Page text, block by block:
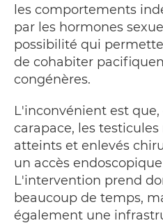
les comportements
par les hormones
possibilité qui
de cohabiter
congénères.
L'inconvénient est que,
carapace, les
atteints et enlevés
un accès
L'intervention prend
beaucoup de temps,
également une